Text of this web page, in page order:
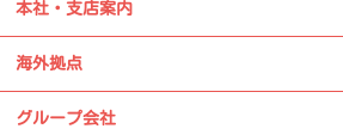
本社・支店案内
海外拠点
グループ会社